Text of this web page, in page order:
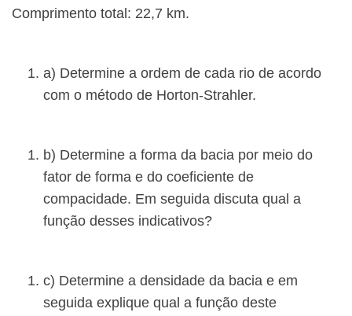
Comprimento total: 22,7 km.
a) Determine a ordem de cada rio de acordo
com o método de Horton-Strahler.
b) Determine a forma da bacia por meio do
fator de forma e do coeficiente de
compacidade. Em seguida discuta qual a
função desses indicativos?
c) Determine a densidade da bacia e em
seguida explique qual a função deste